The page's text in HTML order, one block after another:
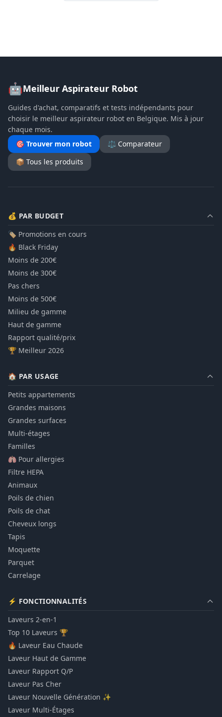
🤖Meilleur Aspirateur Robot
Guides d'achat, comparatifs et tests indépendants pour
choisir le meilleur aspirateur robot en Belgique. Mis à jour
chaque mois.
🎯 Trouver mon robot
⚖️ Comparateur
📦 Tous les produits
💰 PAR BUDGET
🏷️ Promotions en cours
🔥 Black Friday
Moins de 200€
Moins de 300€
Pas chers
Moins de 500€
Milieu de gamme
Haut de gamme
Rapport qualité/prix
🏆 Meilleur 2026
🏠 PAR USAGE
Petits appartements
Grandes maisons
Grandes surfaces
Multi-étages
Familles
🫁 Pour allergies
Filtre HEPA
Animaux
Poils de chien
Poils de chat
Cheveux longs
Tapis
Moquette
Parquet
Carrelage
⚡ FONCTIONNALITÉS
Laveurs 2-en-1
Top 10 Laveurs 🏆
🔥 Laveur Eau Chaude
Laveur Haut de Gamme
Laveur Rapport Q/P
Laveur Pas Cher
Laveur Nouvelle Génération ✨
Laveur Multi-Étages